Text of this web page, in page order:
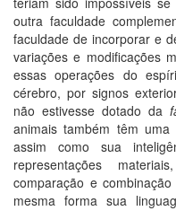
outra faculdade
faculdade de incorporar e
variações e modificações
essas operações do
cérebro, por signos
não estivesse dotado da
animais também têm
assim como sua
representações
comparação e
mesma forma sua